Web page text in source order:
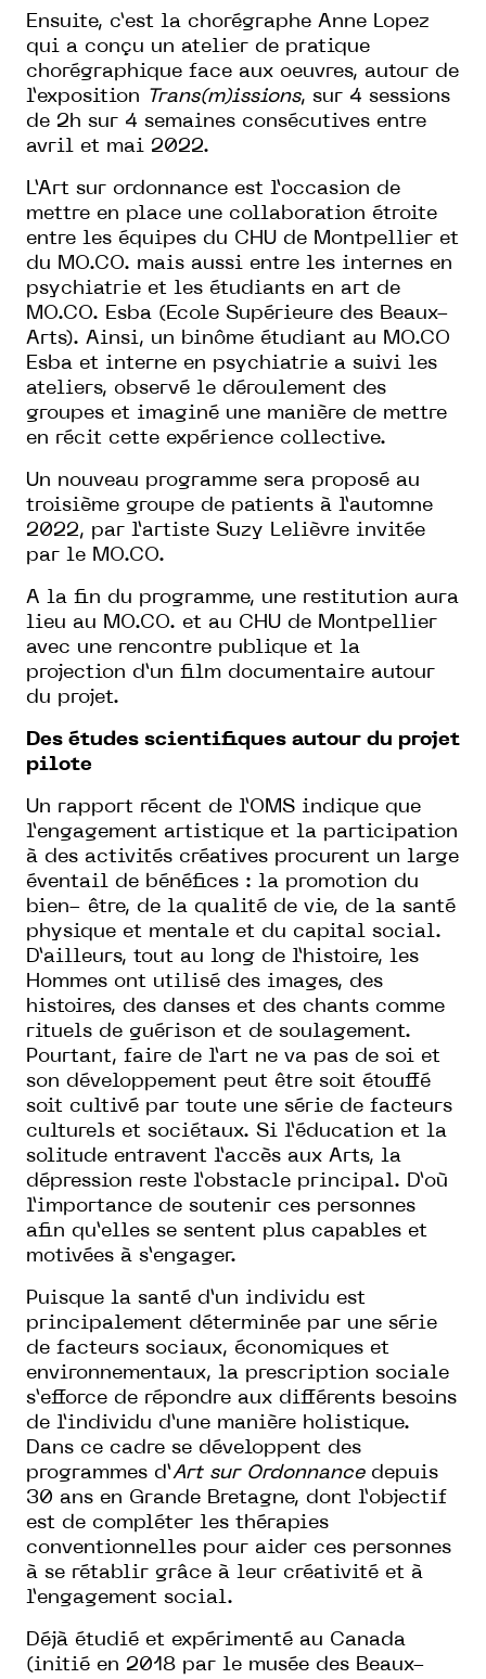
Ensuite, c’est la chorégraphe Anne Lopez
qui a conçu un atelier de pratique
chorégraphique face aux oeuvres, autour de
l’exposition
Trans(m)issions, sur 4 sessions
de 2h sur 4 semaines consécutives entre
avril et mai 2022.
L’Art sur ordonnance est l’occasion de
mettre en place une collaboration étroite
entre les équipes du CHU de Montpellier et
du MO.CO. mais aussi entre les internes en
psychiatrie et les étudiants en art de
MO.CO. Esba (Ecole Supérieure des Beaux-
Arts). Ainsi, un binôme étudiant au MO.CO
Esba et interne en psychiatrie a suivi les
ateliers, observé le déroulement des
groupes et imaginé une manière de mettre
en récit cette expérience collective.
Un nouveau programme sera proposé au
troisième groupe de patients à l’automne
2022, par l’artiste Suzy Lelièvre invitée
par le MO.CO.
A la fin du programme, une restitution aura
lieu au MO.CO. et au CHU de Montpellier
avec une rencontre publique et la
projection d’un film documentaire autour
du projet.
Des études scientifiques autour du projet
pilote
Un rapport récent de l’OMS indique que
l’engagement artistique et la participation
à des activités créatives procurent un large
éventail de bénéfices : la promotion du
bien- être, de la qualité de vie, de la santé
physique et mentale et du capital social.
D’ailleurs, tout au long de l’histoire, les
Hommes ont utilisé des images, des
histoires, des danses et des chants comme
rituels de guérison et de soulagement.
Pourtant, faire de l’art ne va pas de soi et
son développement peut être soit étouffé
soit cultivé par toute une série de facteurs
culturels et sociétaux. Si l’éducation et la
solitude entravent l’accès aux Arts, la
dépression reste l’obstacle principal. D’où
l’importance de soutenir ces personnes
afin qu’elles se sentent plus capables et
motivées à s’engager.
Puisque la santé d’un individu est
principalement déterminée par une série
de facteurs sociaux, économiques et
environnementaux, la prescription sociale
s’efforce de répondre aux différents besoins
de l’individu d’une manière holistique.
Dans ce cadre se développent des
programmes d’Art sur Ordonnancedepuis
30 ans en Grande Bretagne, dont l’objectif
est de compléter les thérapies
conventionnelles pour aider ces personnes
à se rétablir grâce à leur créativité et à
l’engagement social.
Déjà étudié et expérimenté au Canada
(initié en 2018 par le musée des Beaux-